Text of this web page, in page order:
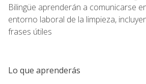
Bilingüe aprenderán a comunicarse
entorno laboral de la limpieza,
frases útiles
Lo que aprenderás